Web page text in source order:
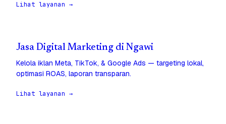
Lihat layanan →
Jasa Digital Marketing di Ngawi
Kelola iklan Meta, TikTok, & Google Ads — targeting lokal,
optimasi ROAS, laporan transparan.
Lihat layanan →